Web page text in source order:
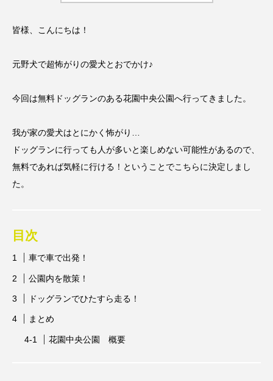
皆様、こんにちは！
元野犬で超怖がりの愛犬とおでかけ♪
今回は無料ドッグランのある花園中央公園へ行ってきました。
我が家の愛犬はとにかく怖がり…
ドッグランに行っても人が多いと楽しめない可能性があるので、
無料であれば気軽に行ける！ということでこちらに決定しまし
た。
目次
車で車で出発！
公園内を散策！
ドッグランでひたすら走る！
まとめ
花園中央公園 概要